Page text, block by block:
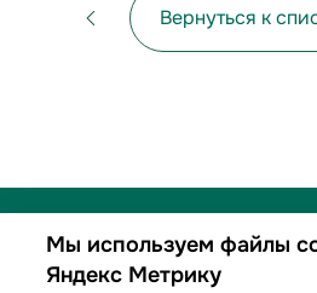
Вернуться к
Мы используем файлы
Яндекс Метрику